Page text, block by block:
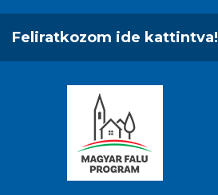
Feliratkozom ide kattintva!